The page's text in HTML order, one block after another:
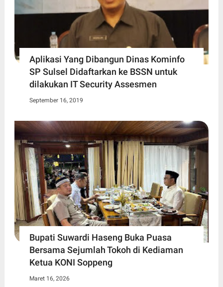
Aplikasi Yang Dibangun Dinas Kominfo
SP Sulsel Didaftarkan ke BSSN untuk
dilakukan IT Security Assesmen
September 16, 2019
Bupati Suwardi Haseng Buka Puasa
Bersama Sejumlah Tokoh di Kediaman
Ketua KONI Soppeng
Maret 16, 2026